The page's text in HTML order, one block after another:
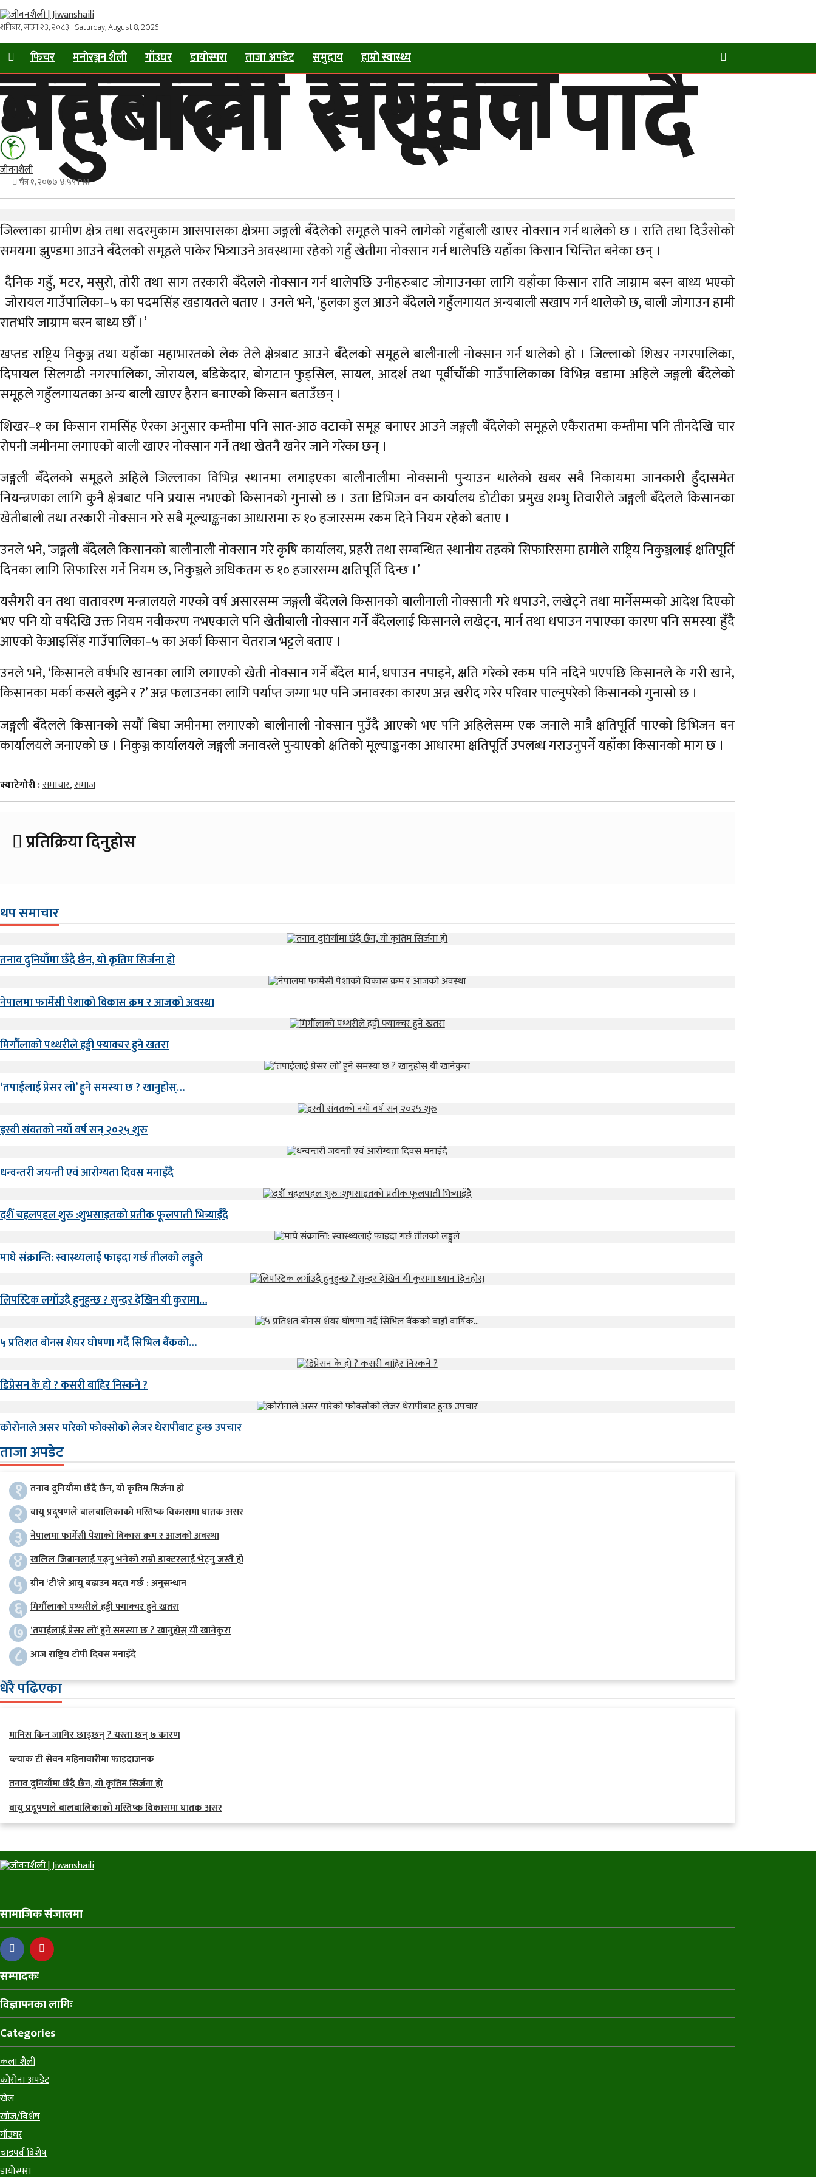
शनिबार, साउन २३, २०८३ | Saturday, August 8, 2026
फिचर मनाेरञ्जन शैली गाँउघर डायाेस्परा ताजा अपडेट समुदाय हाम्राे स्वास्थ्य
बँदेलको समूहले
गहुँबाली सखाप पार्दै
जीवनशैली
चैत्र १, २०७७ ४:५९ PM
जिल्लाका ग्रामीण क्षेत्र तथा सदरमुकाम आसपासका क्षेत्रमा जङ्गली बँदेलेको समूहले पाक्ने लागेको गहुँबाली खाएर नोक्सान गर्न थालेको छ । राति तथा दिउँसोको
समयमा झुण्डमा आउने बँदेलको समूहले पाकेर भित्र्याउने अवस्थामा रहेको गहुँ खेतीमा नोक्सान गर्न थालेपछि यहाँका किसान चिन्तित बनेका छन् ।
दैनिक गहुँ, मटर, मसुरो, तोरी तथा साग तरकारी बँदेलले नोक्सान गर्न थालेपछि उनीहरुबाट जोगाउनका लागि यहाँका किसान राति जाग्राम बस्न बाध्य भएको
जोरायल गाउँपालिका–५ का पदमसिंह खडायतले बताए । उनले भने, ‘हुलका हुल आउने बँदेलले गहुँलगायत अन्यबाली सखाप गर्न थालेको छ, बाली जोगाउन हामी
रातभरि जाग्राम बस्न बाध्य छौँ ।’
खप्तड राष्ट्रिय निकुञ्ज तथा यहाँका महाभारतको लेक तेले क्षेत्रबाट आउने बँदेलको समूहले बालीनाली नोक्सान गर्न थालेको हो । जिल्लाको शिखर नगरपालिका,
दिपायल सिलगढी नगरपालिका, जोरायल, बडिकेदार, बोगटान फुड्सिल, सायल, आदर्श तथा पूर्वीचौँकी गाउँपालिकाका विभिन्न वडामा अहिले जङ्गली बँदेलेको
समूहले गहुँलगायतका अन्य बाली खाएर हैरान बनाएको किसान बताउँछन् ।
शिखर–१ का किसान रामसिंह ऐरका अनुसार कम्तीमा पनि सात-आठ वटाको समूह बनाएर आउने जङ्गली बँदेलेको समूहले एकैरातमा कम्तीमा पनि तीनदेखि चार
रोपनी जमीनमा लगाएको बाली खाएर नोक्सान गर्ने तथा खेतनै खनेर जाने गरेका छन् ।
जङ्गली बँदेलको समूहले अहिले जिल्लाका विभिन्न स्थानमा लगाइएका बालीनालीमा नोक्सानी पुर्‍याउन थालेको खबर सबै निकायमा जानकारी हुँदासमेत
नियन्त्रणका लागि कुनै क्षेत्रबाट पनि प्रयास नभएको किसानको गुनासो छ । उता डिभिजन वन कार्यालय डोटीका प्रमुख शम्भु तिवारीले जङ्गली बँदेलले किसानका
खेतीबाली तथा तरकारी नोक्सान गरे सबै मूल्याङ्कनका आधारामा रु १० हजारसम्म रकम दिने नियम रहेको बताए ।
उनले भने, ‘जङ्गली बँदेलले किसानको बालीनाली नोक्सान गरे कृषि कार्यालय, प्रहरी तथा सम्बन्धित स्थानीय तहको सिफारिसमा हामीले राष्ट्रिय निकुञ्जलाई क्षतिपूर्ति
दिनका लागि सिफारिस गर्ने नियम छ, निकुञ्जले अधिकतम रु १० हजारसम्म क्षतिपूर्ति दिन्छ ।’
यसैगरी वन तथा वातावरण मन्त्रालयले गएको वर्ष असारसम्म जङ्गली बँदेलले किसानको बालीनाली नोक्सानी गरे धपाउने, लखेट्ने तथा मार्नेसम्मको आदेश दिएको
भए पनि यो वर्षदेखि उक्त नियम नवीकरण नभएकाले पनि खेतीबाली नोक्सान गर्ने बँदेललाई किसानले लखेट्न, मार्न तथा धपाउन नपाएका कारण पनि समस्या हुँदै
आएको केआइसिंह गाउँपालिका–५ का अर्का किसान चेतराज भट्टले बताए ।
उनले भने, ‘किसानले वर्षभरि खानका लागि लगाएको खेती नोक्सान गर्ने बँदेल मार्न, धपाउन नपाइने, क्षति गरेको रकम पनि नदिने भएपछि किसानले के गरी खाने,
किसानका मर्का कसले बुझ्ने र ?’ अन्न फलाउनका लागि पर्याप्त जग्गा भए पनि जनावरका कारण अन्न खरीद गरेर परिवार पाल्नुपरेको किसानको गुनासो छ ।
जङ्गली बँदेलले किसानको सयौँ बिघा जमीनमा लगाएको बालीनाली नोक्सान पुउँदै आएको भए पनि अहिलेसम्म एक जनाले मात्रै क्षतिपूर्ति पाएको डिभिजन वन
कार्यालयले जनाएको छ । निकुञ्ज कार्यालयले जङ्गली जनावरले पुर्‍याएको क्षतिको मूल्याङ्कनका आधारमा क्षतिपूर्ति उपलब्ध गराउनुपर्ने यहाँका किसानको माग छ ।
क्याटेगोरी :समाचार,समाज
प्रतिक्रिया दिनुहोस
थप समाचार
तनाव दुनियाँमा छँदै छैन, यो कृतिम सिर्जना हो
नेपालमा फार्मेसी पेशाको विकास क्रम र आजको अवस्था
मिर्गौलाको पथ्थरीले हड्डी फ्याक्चर हुने खतरा
‘तपाईलाई प्रेसर लो’ हुने समस्या छ ? खानुहोस्…
इस्वी संवतको नयाँ वर्ष सन् २०२५ शुरु
धन्वन्तरी जयन्ती एवं आरोग्यता दिवस मनाइँदै
दशैँ चहलपहल शुरु :शुभसाइतको प्रतीक फूलपाती भित्र्याइँदै
माघे संक्रान्ति: स्वास्थ्यलाई फाइदा गर्छ तीलकाे लड्डुले
लिपस्टिक लगाँउदै हुनुहुन्छ ? सुन्दर देखिन यी कुरामा…
५ प्रतिशत बाेनस शेयर घाेषणा गर्दै सिभिल बैंककाे…
डिप्रेसन के हो ? कसरी बाहिर निस्कने ?
कोरोनाले असर पारेको फोक्सोको लेजर थेरापीबाट हुन्छ उपचार
ताजा अपडेट
१ तनाव दुनियाँमा छँदै छैन, यो कृतिम सिर्जना हो
२ वायु प्रदूषणले बालबालिकाको मस्तिष्क विकासमा घातक असर
३ नेपालमा फार्मेसी पेशाको विकास क्रम र आजको अवस्था
४ खलिल जिब्रानलाई पढ्नु भनेको राम्रो डाक्टरलाई भेट्नु जस्तै हो
५ ग्रीन ‘टी’ले आयु बढाउन मदत गर्छ : अनुसन्धान
६ मिर्गौलाको पथ्थरीले हड्डी फ्याक्चर हुने खतरा
७ ‘तपाईलाई प्रेसर लो’ हुने समस्या छ ? खानुहोस् यी खानेकुरा
८ आज राष्ट्रिय टोपी दिवस मनाइँदै
धेरै पढिएका
मानिस किन जागिर छाड्छन् ? यस्ता छन् ७ कारण
ब्ल्याक टी सेवन महिनावारीमा फाइदाजनक
तनाव दुनियाँमा छँदै छैन, यो कृतिम सिर्जना हो
वायु प्रदूषणले बालबालिकाको मस्तिष्क विकासमा घातक असर
सामाजिक संजालमा
सम्पादकः
विज्ञापनका लागिः
Categories
कला शैली
कोरोना अपडेट
खेल
खोज/विशेष
गाँउघर
चाडपर्व विशेष
डायाेस्परा